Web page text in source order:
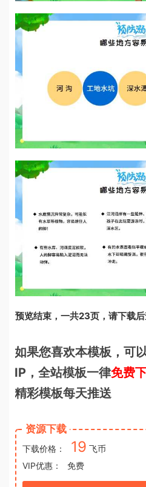
预览结束，一共23页，请下载
如果您喜欢本模板，可
IP，全站模板一律免费
精彩模板每天推送
资源下载
下载价格： 19 飞币
VIP优惠：
免费